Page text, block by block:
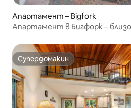
Апартамент – Bigfork
Апартамент в Бигфорк –
Супердомакин
Супердомакин